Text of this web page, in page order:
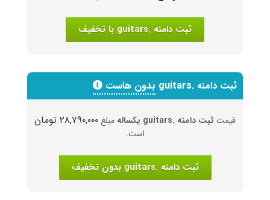
ثبت دامنه .guitars با تخفیف
ثبت دامنه .guitars بدون هاست
قیمت ثبت دامنه .guitars یکساله مبلغ ۲۸,۷۹۰,۰۰۰ تومان
است.
ثبت دامنه .guitars بدون تخفیف